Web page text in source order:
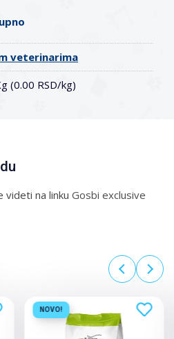
veterinarima
(0.00 RSD/kg)
videti na linku Gosbi exclusive
NOVO!